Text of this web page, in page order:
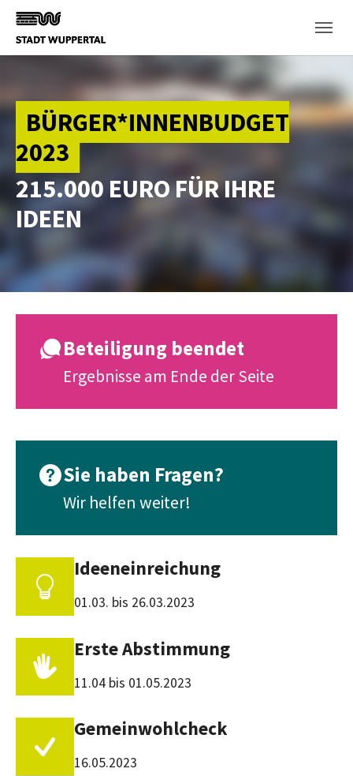
Skip to main content
BÜRGER*INNENBUDGET
2023
215.000 EURO FÜR IHRE
IDEEN
Beteiligung beendet
Ergebnisse am Ende der Seite
Sie haben Fragen?
Wir helfen weiter!
Ideeneinreichung
01.03. bis 26.03.2023
Erste Abstimmung
11.04 bis 01.05.2023
Gemeinwohlcheck
16.05.2023